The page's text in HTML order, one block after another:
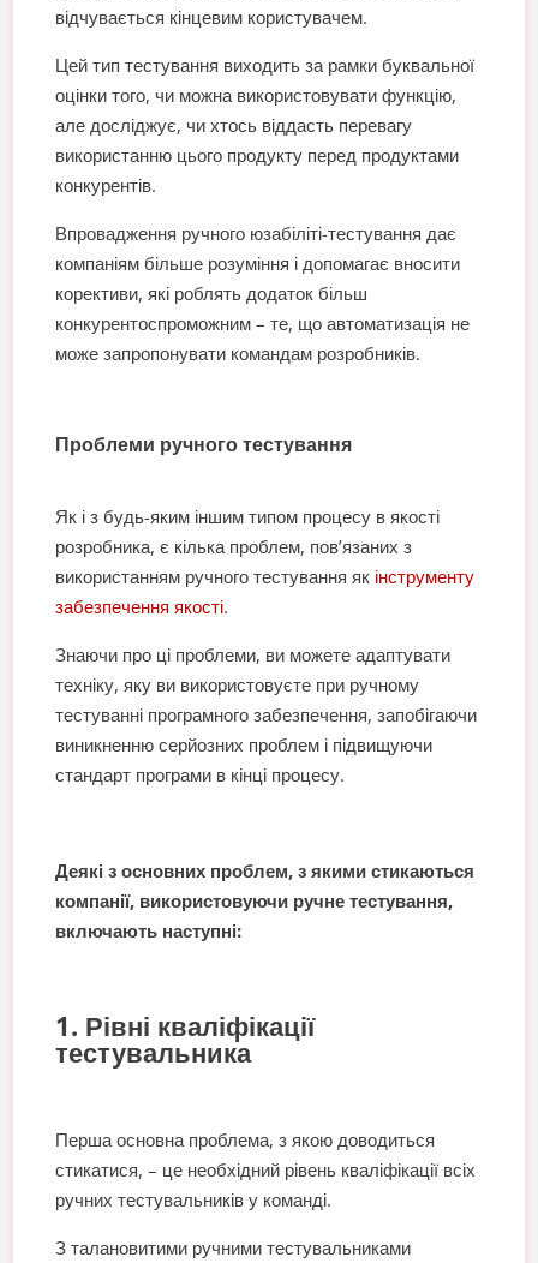
відчувається кінцевим користувачем.
Цей тип тестування виходить за рамки буквальної
оцінки того, чи можна використовувати функцію,
але досліджує, чи хтось віддасть перевагу
використанню цього продукту перед продуктами
конкурентів.
Впровадження ручного юзабіліті-тестування дає
компаніям більше розуміння і допомагає вносити
корективи, які роблять додаток більш
конкурентоспроможним – те, що автоматизація не
може запропонувати командам розробників.
Проблеми ручного тестування
Як і з будь-яким іншим типом процесу в якості
розробника, є кілька проблем, пов’язаних з
використанням ручного тестування як інструменту
забезпечення якості.
Знаючи про ці проблеми, ви можете адаптувати
техніку, яку ви використовуєте при ручному
тестуванні програмного забезпечення, запобігаючи
виникненню серйозних проблем і підвищуючи
стандарт програми в кінці процесу.
Деякі з основних проблем, з якими стикаються
компанії, використовуючи ручне тестування,
включають наступні:
1. Рівні кваліфікації
тестувальника
Перша основна проблема, з якою доводиться
стикатися, – це необхідний рівень кваліфікації всіх
ручних тестувальників у команді.
З талановитими ручними тестувальниками